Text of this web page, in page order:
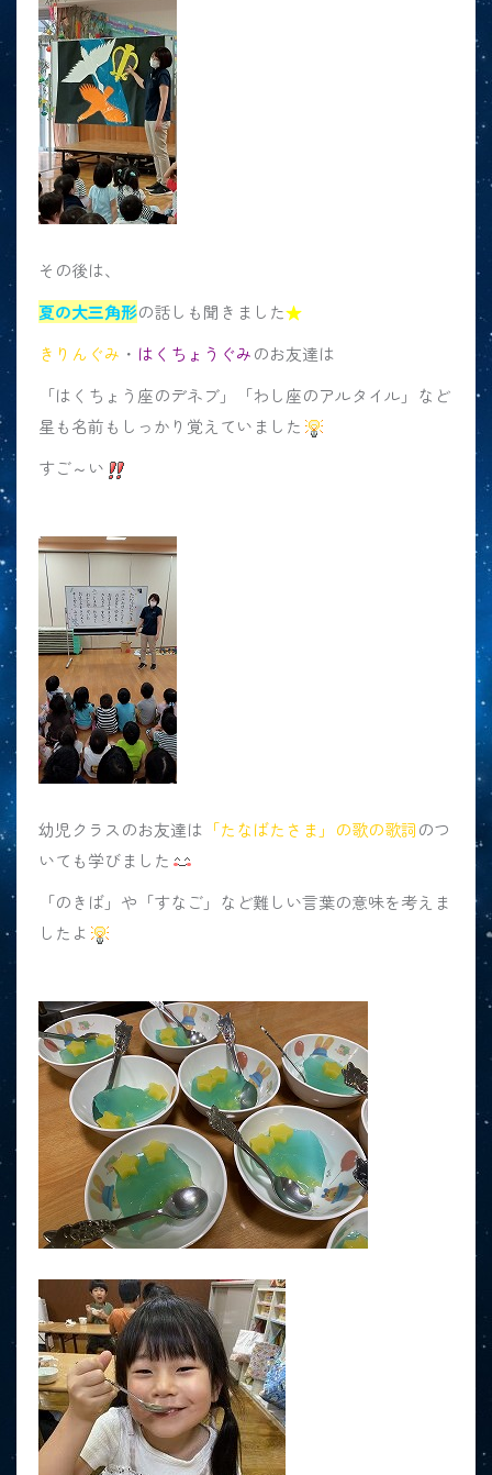
その後は、
夏の大三角形の話しも聞きました★
きりんぐみ ・ はくちょうぐみのお友達は
「はくちょう座のデネブ」「わし座のアルタイル」など
星も名前もしっかり覚えていました
すご～い
幼児クラスのお友達は 「たなばたさま」の歌の歌詞のつ
いても学びました
「のきば」や「すなご」など難しい言葉の意味を考えま
したよ